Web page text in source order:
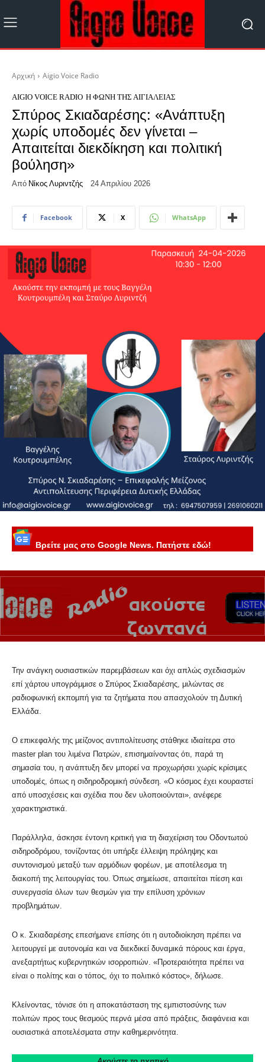
Αρχική Aigio Voice Radio
AIGIO VOICE RADIO Η ΦΩΝΉ ΤΗΣ ΑΙΓΙΆΛΕΙΑΣ
Σπύρος Σκιαδαρέσης: «Ανάπτυξη
χωρίς υποδομές δεν γίνεται –
Απαιτείται διεκδίκηση και πολιτική
βούληση»
Από Νίκος Λυριντζής 24 Απριλίου 2026
Facebook X WhatsApp
Βρείτε μας στο Google News. Πατήστε εδώ!
Την ανάγκη ουσιαστικών παρεμβάσεων και όχι απλώς σχεδιασμών
επί χάρτου υπογράμμισε ο Σπύρος Σκιαδαρέσης, μιλώντας σε
ραδιοφωνική εκπομπή για τα ζητήματα που απασχολούν τη Δυτική
Ελλάδα.
Ο επικεφαλής της μείζονος αντιπολίτευσης στάθηκε ιδιαίτερα στο
master plan του λιμένα Πατρών, επισημαίνοντας ότι, παρά τη
σημασία του, η ανάπτυξη δεν μπορεί να προχωρήσει χωρίς κρίσιμες
υποδομές, όπως η σιδηροδρομική σύνδεση. «Ο κόσμος έχει κουραστεί
από υποσχέσεις και σχέδια που δεν υλοποιούνται», ανέφερε
χαρακτηριστικά.
Παράλληλα, άσκησε έντονη κριτική για τη διαχείριση του Οδοντωτού
σιδηροδρόμου, τονίζοντας ότι υπήρξε έλλειψη πρόληψης και
συντονισμού μεταξύ των αρμόδιων φορέων, με αποτέλεσμα τη
διακοπή της λειτουργίας του. Όπως σημείωσε, απαιτείται πίεση και
συνεργασία όλων των θεσμών για την επίλυση χρόνιων
προβλημάτων.
Ο κ. Σκιαδαρέσης επεσήμανε επίσης ότι η αυτοδιοίκηση πρέπει να
λειτουργεί με αυτονομία και να διεκδικεί δυναμικά πόρους και έργα,
ανεξαρτήτως κυβερνητικών ισορροπιών. «Προτεραιότητα πρέπει να
είναι ο πολίτης και ο τόπος, όχι το πολιτικό κόστος», δήλωσε.
Κλείνοντας, τόνισε ότι η αποκατάσταση της εμπιστοσύνης των
πολιτών προς τους θεσμούς περνά μέσα από πράξεις, διαφάνεια και
ουσιαστικά αποτελέσματα στην καθημερινότητα.